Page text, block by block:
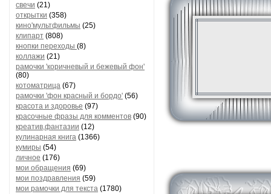
свечи (21)
открытки (358)
кино'мультфильмы (25)
клипарт (808)
кнопки переходы (8)
коллажи (21)
рамочки 'коричневый и бежевый фон'
(80)
котоматрица (67)
рамочки 'фон красный и бордо' (56)
красота и здоровье (97)
красочные фразы для комментов (90)
креатив,фантазии (12)
кулинарная книга (1366)
кумиры (54)
личное (176)
мои обращения (69)
мои поздравления (59)
мои рамочки для текста (1780)